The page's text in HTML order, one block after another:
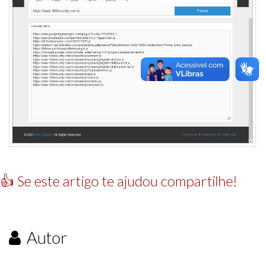
👍 Se este artigo te ajudou compartilhe!
Autor